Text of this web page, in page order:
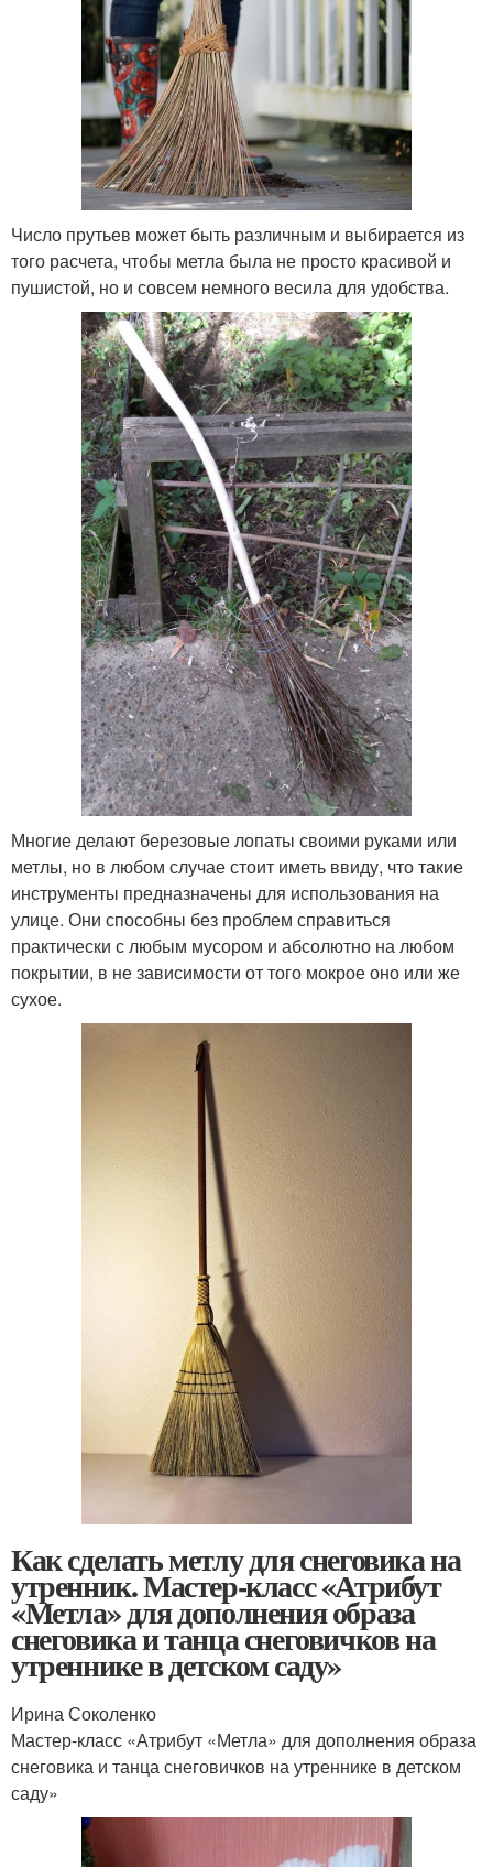
Число прутьев может быть различным и выбирается из
того расчета, чтобы метла была не просто красивой и
пушистой, но и совсем немного весила для удобства.
Многие делают березовые лопаты своими руками или
метлы, но в любом случае стоит иметь ввиду, что такие
инструменты предназначены для использования на
улице. Они способны без проблем справиться
практически с любым мусором и абсолютно на любом
покрытии, в не зависимости от того мокрое оно или же
сухое.
Как сделать метлу для снеговика на
утренник. Мастер-класс «Атрибут
«Метла» для дополнения образа
снеговика и танца снеговичков на
утреннике в детском саду»
Ирина Соколенко
Мастер-класс «Атрибут «Метла» для дополнения образа
снеговика и танца снеговичков на утреннике в детском
саду»